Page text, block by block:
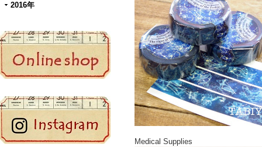
2016年
Medical Supplies